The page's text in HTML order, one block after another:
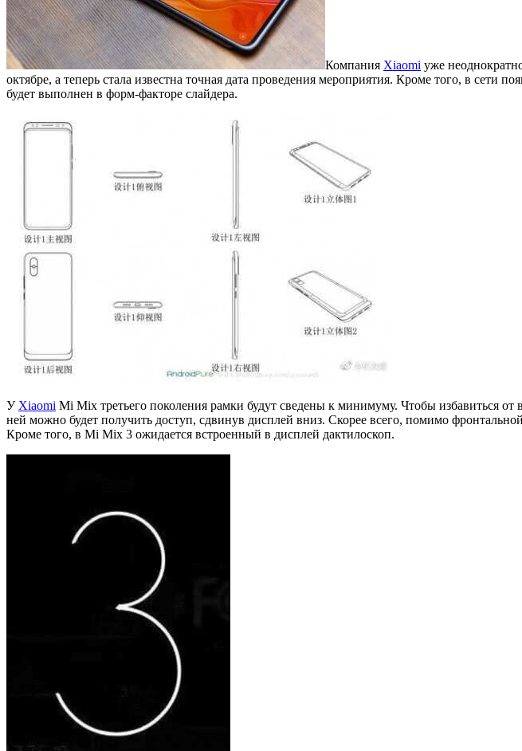
Компания Xiaomi уже
октябре, а теперь стала известна точная дата проведения мероприятия. Кроме того, в
будет выполнен в форм-факторе слайдера.
У Xiaomi Mi Mix третьего поколения рамки будут сведены к минимуму. Чтобы избавиться
ней можно будет получить доступ, сдвинув дисплей вниз. Скорее всего, помимо
Кроме того, в Mi Mix 3 ожидается встроенный в дисплей дактилоскоп.